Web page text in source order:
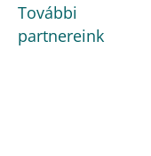
További
partnereink